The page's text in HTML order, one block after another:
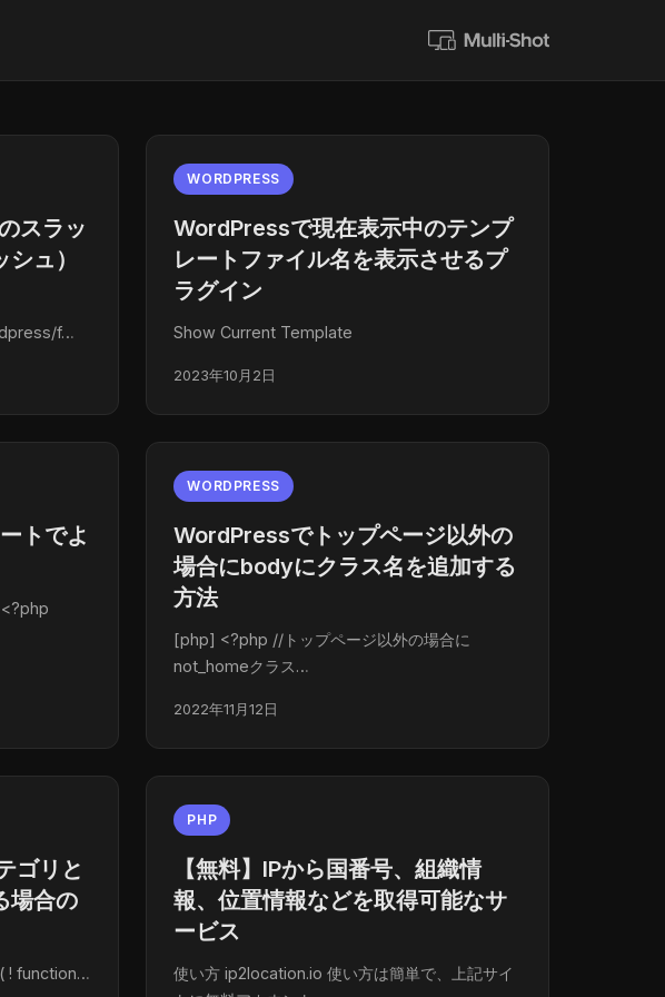
スラッ
ュ）
f…
WORDPRESS
WordPressで現在表示中のテンプ
レートファイル名を表示させるプ
ラグイン
Show Current Template
2023年10月2日
トでよ
WORDPRESS
WordPressでトップページ以外の
場合にbodyにクラス名を追加する
方法
[php] <?php //トップページ以外の場合に
not_homeクラス…
2022年11月12日
ゴリと
場合の
! function…
PHP
【無料】IPから国番号、組織情
報、位置情報などを取得可能なサ
ービス
使い方 ip2location.io 使い方は簡単で、上記サイ